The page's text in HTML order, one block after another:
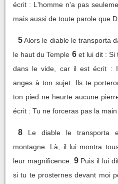
écrit : L'homme n'a pas
mais aussi de toute parole que
5Alors le diable le transporta
le haut du Temple 6 et lui dit : Si
dans le vide, car il est écrit :
anges à ton sujet. Ils te
ton pied ne heurte aucune
écrit : Tu ne forceras pas la
8
Le diable le transporta
montagne. Là, il lui montra
leur magnificence. 9 Puis il lui
si tu te prosternes devant moi